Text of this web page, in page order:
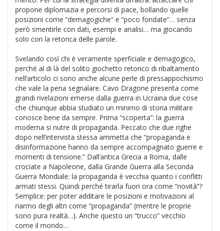
propone diplomazia e percorsi di pace, bollando quelle
posizioni come “demagogiche” e “poco fondate”… senza
però smentirle con dati, esempi e analisi… ma giocando
solo con la retorica delle parole.
Svelando così chi è veramente sperficiale e demagogico,
perché al di là del solito giochetto retorico di ribaltamento
nell’articolo ci sono anche alcune perle di pressappochismo
che vale la pena segnalare. Cavo Dragone presenta come
grandi rivelazioni emerse dalla guerra in Ucraina due cose
che chiunque abbia studiato un minimo di storia militare
conosce bene da sempre. Prima “scoperta”: la guerra
moderna si nutre di propaganda. Peccato che due righe
dopo nell’intervista stessa ammetta che “propaganda e
disinformazione hanno da sempre accompagnato guerre e
momenti di tensione.” Dall’antica Grecia a Roma, dalle
crociate a Napoleone, dalla Grande Guerra alla Seconda
Guerra Mondiale: la propaganda è vecchia quanto i conflitti
armati stessi. Quindi perché tirarla fuori ora come “novità”?
Semplice: per poter additare le posizioni e motivazioni al
riarmo degli altri come “propaganda” (mentre le proprie
sono pura realtà…). Anche questo un “trucco” vecchio
come il mondo…